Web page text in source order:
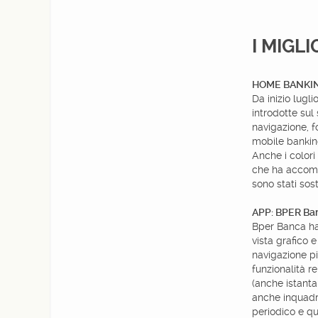
I
HOME
Da inizio
introdotte sul
navigazione,
mobile
Anche i
che ha
sono stati
APP: BPER
Bper Banca
vista grafico
navigazione
funzionalità
(anche
anche
periodico e